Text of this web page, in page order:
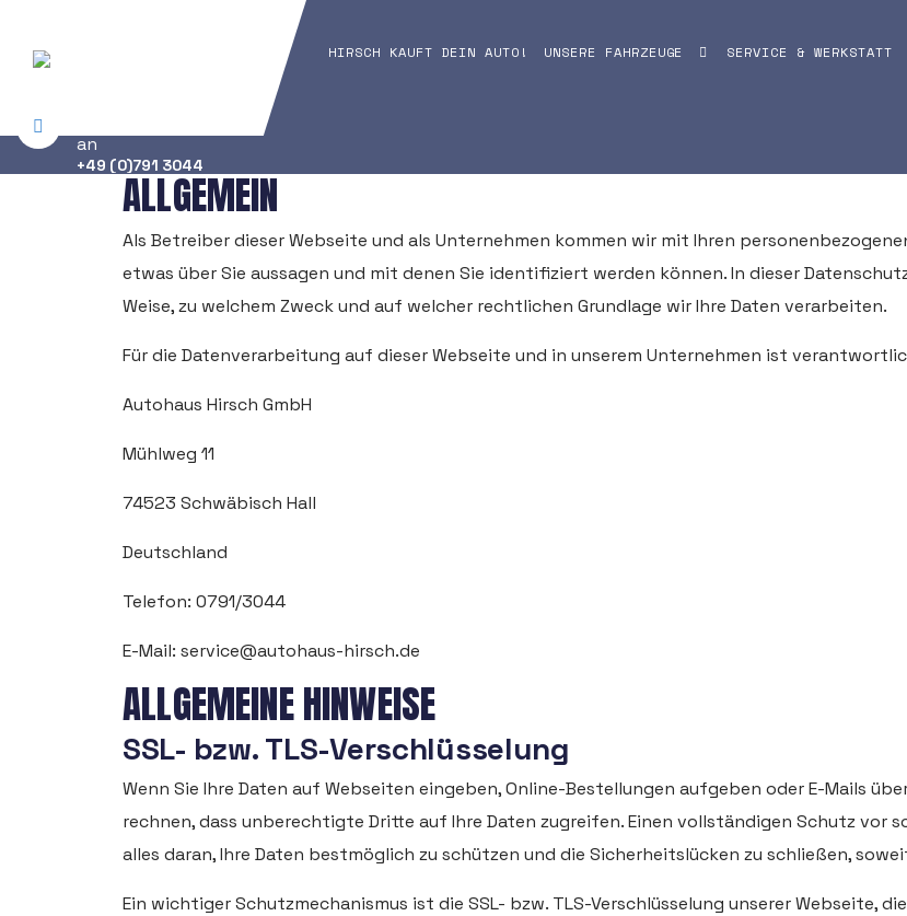
HIRSCH KAUFT DEIN AUTO! UNSERE FAHRZEUGE SERVICE & WERKSTATT
an
+49 (0)791 3044
ALLGEMEIN
Als Betreiber dieser Webseite und als Unternehmen kommen wir mit Ihren
etwas über Sie aussagen und mit denen Sie identifiziert werden können. In dieser
Weise, zu welchem Zweck und auf welcher rechtlichen Grundlage wir Ihre Daten verarbeiten.
Für die Datenverarbeitung auf dieser Webseite und in unserem Unternehmen ist
Autohaus Hirsch GmbH
Mühlweg 11
74523 Schwäbisch Hall
Deutschland
Telefon: 0791/3044
E-Mail: service@autohaus-hirsch.de
ALLGEMEINE HINWEISE
SSL- bzw. TLS-Verschlüsselung
Wenn Sie Ihre Daten auf Webseiten eingeben, Online-Bestellungen aufgeben oder E-Mails
rechnen, dass unberechtigte Dritte auf Ihre Daten zugreifen. Einen vollständigen Schutz vor
alles daran, Ihre Daten bestmöglich zu schützen und die Sicherheitslücken zu schließen,
Ein wichtiger Schutzmechanismus ist die SSL- bzw. TLS-Verschlüsselung unserer Webseite,